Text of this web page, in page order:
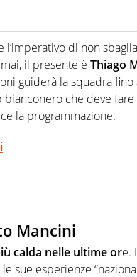
basket, football,
granchédi non
il presente è Thiago
guiderà la squadra
che deve fare
la programmazione.
Mancini
calda nelle ultime ore.
sue esperienze